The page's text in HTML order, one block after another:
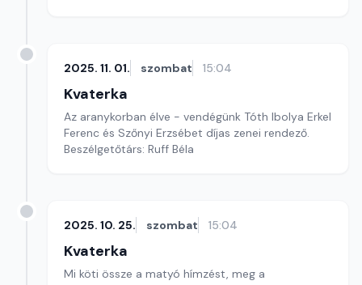
2025. 11. 01. szombat 15:04
Kvaterka
Az aranykorban élve - vendégünk Tóth Ibolya Erkel
Ferenc és Szőnyi Erzsébet díjas zenei rendező.
Beszélgetőtárs: Ruff Béla
2025. 10. 25. szombat 15:04
Kvaterka
Mi köti össze a matyó hímzést, meg a